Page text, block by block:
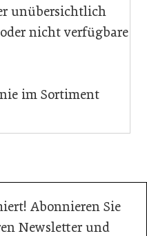
unübersichtlich
nicht verfügbare
im Sortiment
Abonnieren Sie
Newsletter und